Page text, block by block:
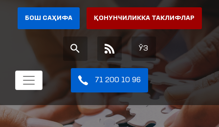
БОШ САҲИФА ҚОНУНЧИЛИККА ТАКЛИФЛАР
ЎЗ
71 200 10 96